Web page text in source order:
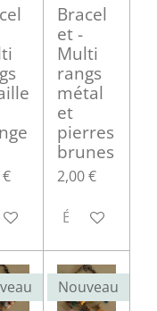
les détails
Bracel
et -
Multi
rangs
métal
et
pierres
brunes
2,00 €
Épuisé
Nouveau